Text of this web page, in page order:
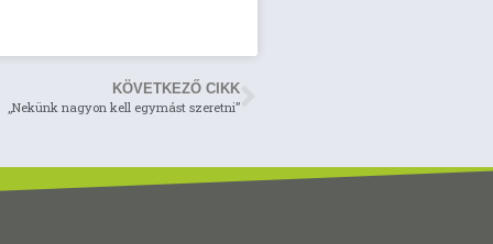
KÖVETKEZŐ CIKK
„Nekünk nagyon kell egymást szeretni”